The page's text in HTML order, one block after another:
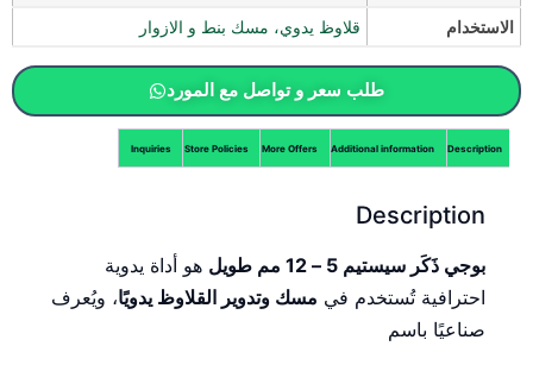
طلب سعر و تواصل مع المورد
الاستخدام
قلاوظ يدوي، مسك بنط و الازوار
Description
Additional information
More Offers
Store Policies
Inquiries
Description
بوجي ذَكَر سيستيم 5 – 12 مم طويل
هو أداة يدوية
احترافية تُستخدم في مسك وتدوير القلاوظ يدويًا، ويُعرف
صناعيًا باسم